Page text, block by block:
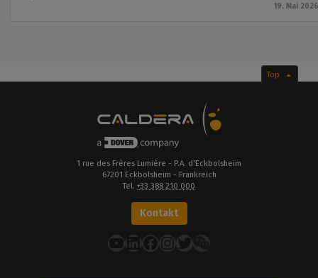
19. Mai 2026
Top
1 rue des Frères Lumière - P.A. d'Eckbolsheim
67201 Eckbolsheim - Frankreich
Tel. +33 388 210 000
Kontakt
YouTube
LinkedIn
Facebook
Instagram
Twitter